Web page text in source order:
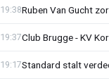
Ruben Van Gucht
19:38
Club Brugge - KV
19:37
Standard stalt
19:17